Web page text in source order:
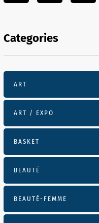
Categories
ART
ART / EXPO
BASKET
BEAUTÉ
BEAUTÉ-FEMME